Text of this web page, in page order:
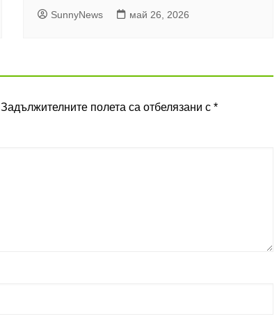
SunnyNews май 26, 2026
Задължителните полета са отбелязани с *